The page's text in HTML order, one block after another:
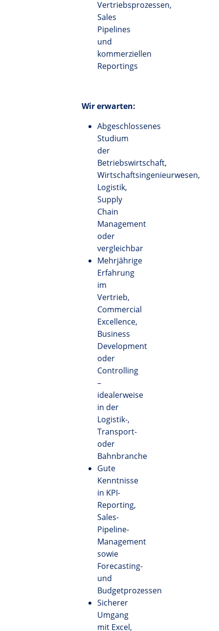
Vertriebsprozessen,
Sales
Pipelines
und
kommerziellen
Reportings
Wir erwarten:
Abgeschlossenes
Studium
der
Betriebswirtschaft,
Wirtschaftsingenieurwesen,
Logistik,
Supply
Chain
Management
oder
vergleichbar
Mehrjährige
Erfahrung
im
Vertrieb,
Commercial
Excellence,
Business
Development
oder
Controlling
–
idealerweise
in der
Logistik-,
Transport-
oder
Bahnbranche
Gute
Kenntnisse
in KPI-
Reporting,
Sales-
Pipeline-
Management
sowie
Forecasting-
und
Budgetprozessen
Sicherer
Umgang
mit Excel,